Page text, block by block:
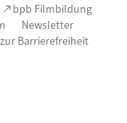
(Link
öffnet
im
neuen
bpb Filmbildung
Newsletter
Barrierefreiheit